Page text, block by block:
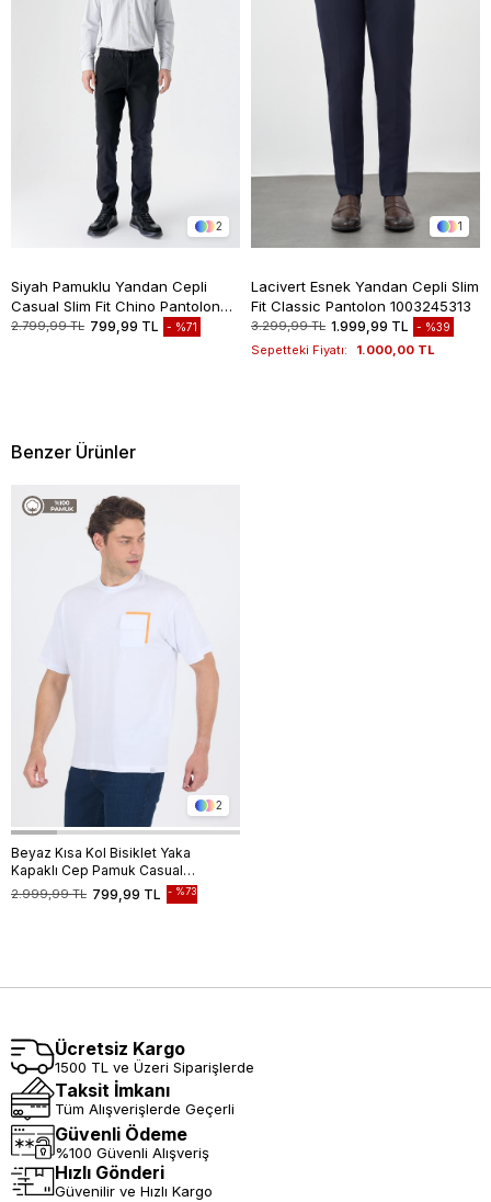
2
Siyah Pamuklu Yandan Cepli
Casual Slim Fit Chino Pantolon
1003235117
2.799,99 TL 799,99 TL %71
1
Lacivert Esnek Yandan Cepli Slim
Fit Classic Pantolon 1003245313
3.299,99 TL 1.999,99 TL %39
Sepetteki Fiyatı: 1.000,00 TL
Benzer Ürünler
2
Beyaz Kısa Kol Bisiklet Yaka
Kapaklı Cep Pamuk Casual
Oversize Tişört 1011250131
799,99 TL
2.999,99 TL %73
Ücretsiz Kargo
1500 TL ve Üzeri Siparişlerde
Taksit İmkanı
Tüm Alışverişlerde Geçerli
Güvenli Ödeme
%100 Güvenli Alışveriş
Hızlı Gönderi
Güvenilir ve Hızlı Kargo